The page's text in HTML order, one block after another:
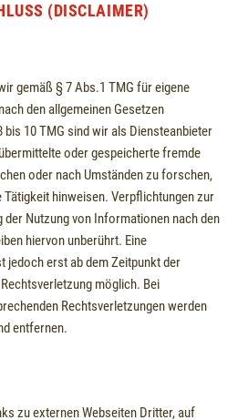
(DISCLAIMER)
gemäß § 7 Abs.1 TMG für eigene
den allgemeinen Gesetzen
10 TMG sind wir als Diensteanbieter
oder gespeicherte fremde
oder nach Umständen zu forschen,
hinweisen. Verpflichtungen zur
der Nutzung von Informationen nach den
hiervon unberührt. Eine
jedoch erst ab dem Zeitpunkt der
möglich. Bei
Rechtsverletzungen werden
entfernen.
zu externen Webseiten Dritter, auf